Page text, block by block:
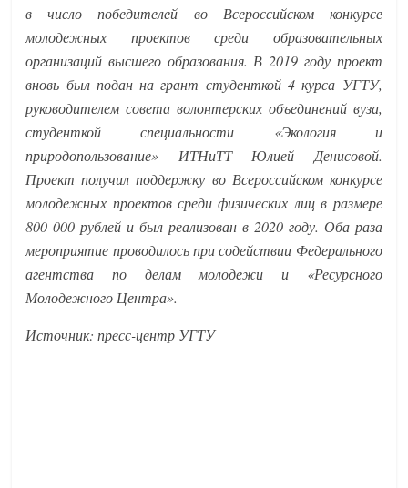
в число победителей во Всероссийском конкурсе
молодежных проектов среди образовательных
организаций высшего образования. В 2019 году проект
вновь был подан на грант студенткой 4 курса УГТУ,
руководителем совета волонтерских объединений вуза,
студенткой специальности «Экология и
природопользование» ИТНиТТ Юлией Денисовой.
Проект получил поддержку во Всероссийском конкурсе
молодежных проектов среди физических лиц в размере
800 000 рублей и был реализован в 2020 году. Оба раза
мероприятие проводилось при содействии Федерального
агентства по делам молодежи и «Ресурсного
Молодежного Центра».
Источник: пресс-центр УГТУ